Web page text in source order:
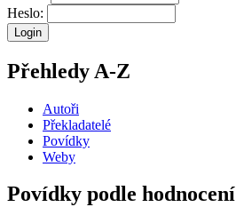
Heslo:
Přehledy A-Z
Autoři
Překladatelé
Povídky
Weby
Povídky podle hodnocení